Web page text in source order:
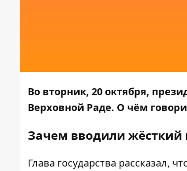
Во вторник, 20 октября,
Верховной Раде. О чём
Зачем вводили жёсткий
Глава государства рассказал,